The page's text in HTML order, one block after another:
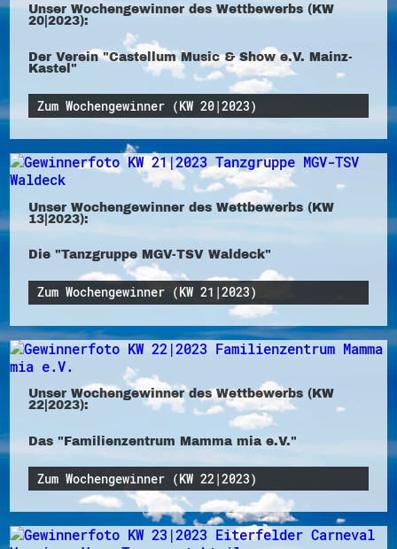
Unser Wochengewinner des Wettbewerbs (KW
20|2023):
Der Verein "Castellum Music & Show e.V. Mainz-
Kastel"
Zum Wochengewinner (KW 20|2023)
Unser Wochengewinner des Wettbewerbs (KW
13|2023):
Die "Tanzgruppe MGV-TSV Waldeck"
Zum Wochengewinner (KW 21|2023)
Unser Wochengewinner des Wettbewerbs (KW
22|2023):
Das "Familienzentrum Mamma mia e.V."
Zum Wochengewinner (KW 22|2023)